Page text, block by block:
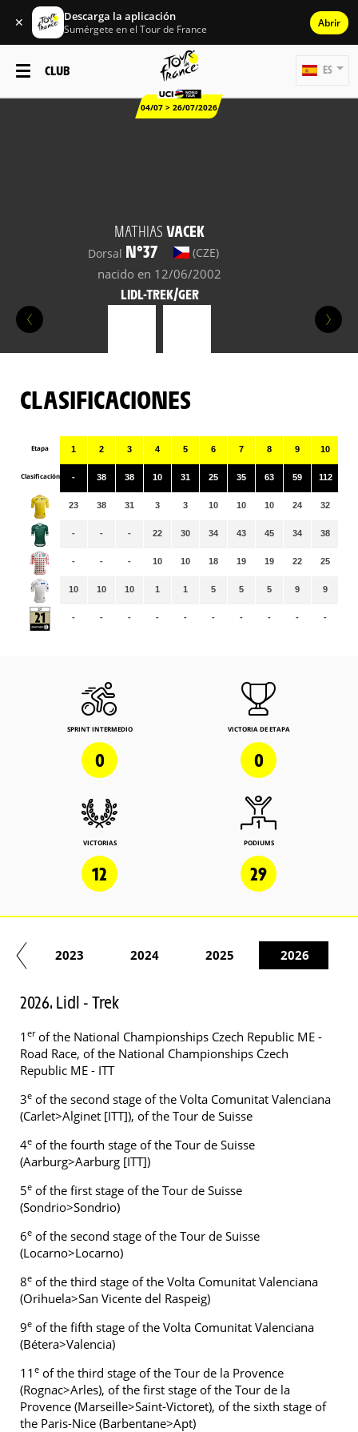
✕ Descarga la aplicación
Sumérgete en el Tour de France Abrir
CLUB
04/07 > 26/07/2026
ES
MATHIAS VACEK
Dorsal N°37 (CZE)
nacido en 12/06/2002
LIDL-TREK/GER
CLASIFICACIONES
Etapa
Clasificación
1
-
23
-
-
10
-
2
38
38
-
-
10
-
3
38
31
-
-
10
-
4
10
3
22
10
1
-
5
31
3
30
10
1
-
6
25
10
34
18
5
-
7
35
10
43
19
5
-
8
63
10
45
19
5
-
9
59
24
34
22
9
-
10
112
32
38
25
9
-
SPRINT INTERMEDIO
0
VICTORIA DE ETAPA
0
VICTORIAS
12
PODIUMS
29
2023 2024 2025 2026
2026. Lidl - Trek
1 erof the National Championships Czech Republic ME -
Road Race, of the National Championships Czech
Republic ME - ITT
3e of the second stage of the Volta Comunitat Valenciana
(Carlet>Alginet [ITT]), of the Tour de Suisse
4e of the fourth stage of the Tour de Suisse
(Aarburg>Aarburg [ITT])
5e of the first stage of the Tour de Suisse
(Sondrio>Sondrio)
6e of the second stage of the Tour de Suisse
(Locarno>Locarno)
8e of the third stage of the Volta Comunitat Valenciana
(Orihuela>San Vicente del Raspeig)
9e of the fifth stage of the Volta Comunitat Valenciana
(Bétera>Valencia)
11 e of the third stage of the Tour de la Provence
(Rognac>Arles), of the first stage of the Tour de la
Provence (Marseille>Saint-Victoret), of the sixth stage of
the Paris-Nice (Barbentane>Apt)